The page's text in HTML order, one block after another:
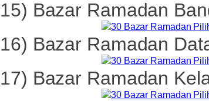
15) Bazar Ramadan
16) Bazar Ramadan
17) Bazar Ramadan